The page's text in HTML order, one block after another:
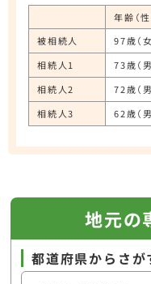
年齢（性
被相続人
97歳（
相続人1
73歳（
相続人2
72歳（
相続人3
62歳（
地元の
都道府県からさが